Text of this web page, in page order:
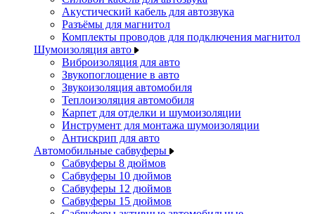
Акустический кабель для автозвука
Разъёмы для магнитол
Комплекты проводов для подключения магнитол
Шумоизоляция авто
Виброизоляция для авто
Звукопоглощение в авто
Звукоизоляция автомобиля
Теплоизоляция автомобиля
Карпет для отделки и шумоизоляции
Инструмент для монтажа шумоизоляции
Антискрип для авто
Автомобильные сабвуферы
Сабвуферы 8 дюймов
Сабвуферы 10 дюймов
Сабвуферы 12 дюймов
Сабвуферы 15 дюймов